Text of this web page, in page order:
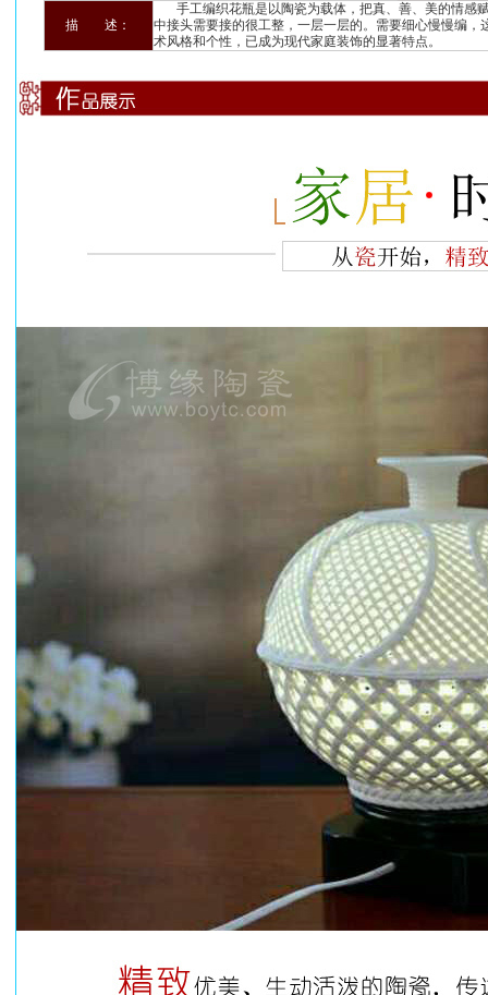
描 述：
手工编织花瓶是以陶瓷为载体，把真、善、美的情感
中接头需要接的很工整，一层一层的。需要细心慢慢编
术风格和个性，已成为现代家庭装饰的显著特点。